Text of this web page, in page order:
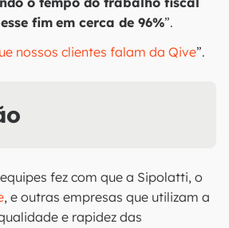
fim em cerca de 96%”.
nossos clientes falam da Qive”.
fez com que a Sipolatti, o
, e outras empresas que utilizam a
e rapidez das